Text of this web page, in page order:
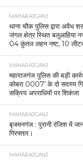
MAHARAJGANJ
थाना चौक पुलिस द्वारा अवैध
जंगल क्षेत्र स्थित बलुआहिया
04 कुंतल लहन नष्ट, 10 लीटर
MAHARAJGANJ
महाराजगंज पुलिस की बड़ी
कोबरा 0007’ के दो सदस्य
सक्रिय अपराधियों पर शिकंजा
MAHARAJGANJ
बृजमनगंज : पुरानी रंजिश में
गिरफ्तार।
MAHARAJGANJ